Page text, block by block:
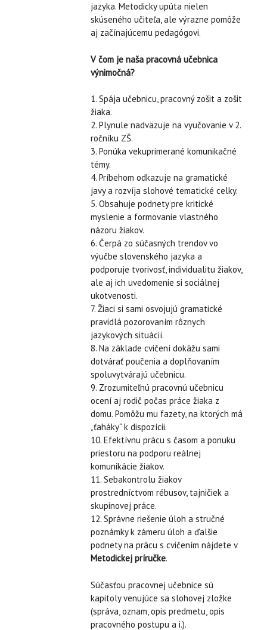
jazyka. Metodicky upúta nielen
skúseného učiteľa, ale výrazne pomôže
aj začínajúcemu pedagógovi.
V čom je naša pracovná učebnica
výnimočná?
1. Spája učebnicu, pracovný zošit a zošit
žiaka.
2. Plynule nadväzuje na vyučovanie v 2.
ročníku ZŠ.
3. Ponúka vekuprimerané komunikačné
témy.
4. Príbehom odkazuje na gramatické
javy a rozvíja slohové tematické celky.
5. Obsahuje podnety pre kritické
myslenie a formovanie vlastného
názoru žiakov.
6. Čerpá zo súčasných trendov vo
výučbe slovenského jazyka a
podporuje tvorivosť, individualitu žiakov,
ale aj ich uvedomenie si sociálnej
ukotvenosti.
7. Žiaci si sami osvojujú gramatické
pravidlá pozorovaním rôznych
jazykových situácií.
8. Na základe cvičení dokážu sami
dotvárať poučenia a doplňovaním
spoluvytvárajú učebnicu.
9. Zrozumiteľnú pracovnú učebnicu
ocení aj rodič počas práce žiaka z
domu. Pomôžu mu fazety, na ktorých má
„ťaháky“ k dispozícii.
10. Efektívnu prácu s časom a ponuku
priestoru na podporu reálnej
komunikácie žiakov.
11. Sebakontrolu žiakov
prostredníctvom rébusov, tajničiek a
skupinovej práce.
12. Správne riešenie úloh a stručné
poznámky k zámeru úloh a ďalšie
podnety na prácu s cvičením nájdete v
Metodickej príručke.
Súčasťou pracovnej učebnice sú
kapitoly venujúce sa slohovej zložke
(správa, oznam, opis predmetu, opis
pracovného postupu a i.).